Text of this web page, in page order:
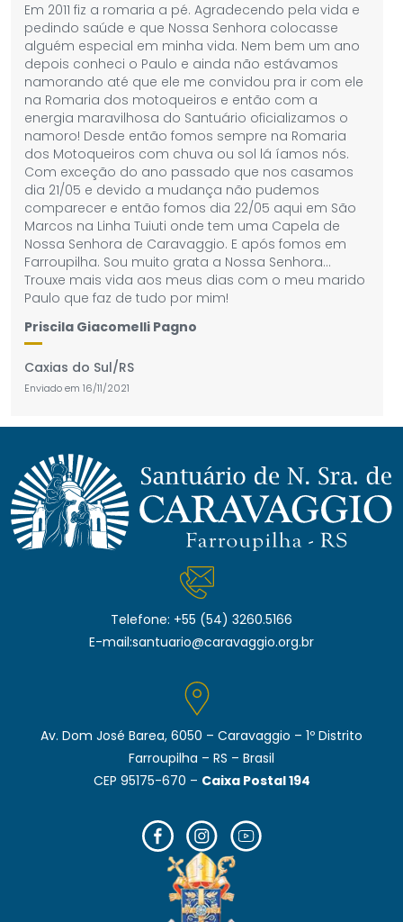
Em 2011 fiz a romaria a pé. Agradecendo pela vida e
pedindo saúde e que Nossa Senhora colocasse
alguém especial em minha vida. Nem bem um ano
depois conheci o Paulo e ainda não estávamos
namorando até que ele me convidou pra ir com ele
na Romaria dos motoqueiros e então com a
energia maravilhosa do Santuário oficializamos o
namoro! Desde então fomos sempre na Romaria
dos Motoqueiros com chuva ou sol lá íamos nós.
Com exceção do ano passado que nos casamos
dia 21/05 e devido a mudança não pudemos
comparecer e então fomos dia 22/05 aqui em São
Marcos na Linha Tuiuti onde tem uma Capela de
Nossa Senhora de Caravaggio. E após fomos em
Farroupilha. Sou muito grata a Nossa Senhora…
Trouxe mais vida aos meus dias com o meu marido
Paulo que faz de tudo por mim!
Priscila Giacomelli Pagno
Caxias do Sul/RS
Enviado em 16/11/2021
Telefone: +55 (54) 3260.5166
E-mail:santuario@caravaggio.org.br
Av. Dom José Barea, 6050 – Caravaggio – 1º Distrito
Farroupilha – RS – Brasil
CEP 95175-670 – Caixa Postal 194